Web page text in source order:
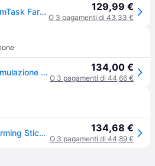
Joystick Thrustmaster SimTask FarmStick Precision H.E.A.R.T ambidestro 33 pulsanti PS5/PC 129,99 €
O 3 pagamenti di 43,33 €
Thrustmaster Joystick Simulazione Simtask Farmstick Ps-nero 134,00 €
O 3 pagamenti di 44,66 €
Thrustmaster Simtask Farming Stick P Joystick per PS5 e PC 134,68 €
O 3 pagamenti di 44,89 €